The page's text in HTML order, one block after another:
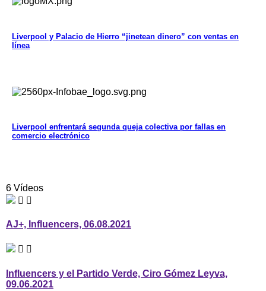
Liverpool y Palacio de Hierro “jinetean dinero” con ventas en
línea
Liverpool enfrentará segunda queja colectiva por fallas en
comercio electrónico
6 Vídeos
AJ+, Influencers, 06.08.2021
Influencers y el Partido Verde, Ciro Gómez Leyva,
09.06.2021